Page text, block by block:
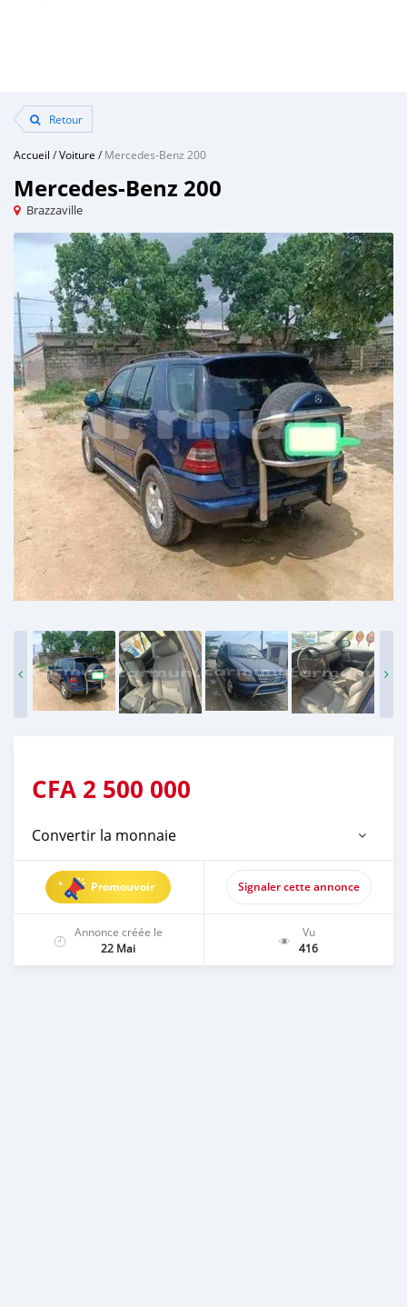
Retour
Accueil /Voiture /Mercedes-Benz 200
Mercedes-Benz 200
Brazzaville
CFA 2 500 000
Convertir la monnaie
Promouvoir Signaler cette annonce
Annonce créée le
22 Mai
Vu
416